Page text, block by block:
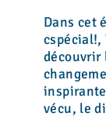
Dans cet
cspécial!,
découvrir
vécu, le